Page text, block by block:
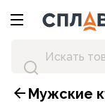
Мужские